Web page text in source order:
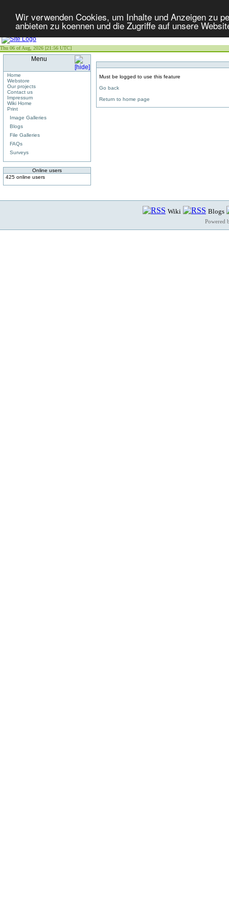
Wir verwenden Cookies, um Inhalte und Anzeigen zu
anbieten zu koennen und die Zugriffe auf unsere
Thu 06 of Aug, 2026 [21:56 UTC]
Menu
Home
Webstore
Our projects
Contact us
Impressum
Wiki Home
Print
Image Galleries
Blogs
File Galleries
FAQs
Surveys
Online users
425 online users
Must be logged to use this feature
Go back
Return to home page
Wiki Blogs
Powered